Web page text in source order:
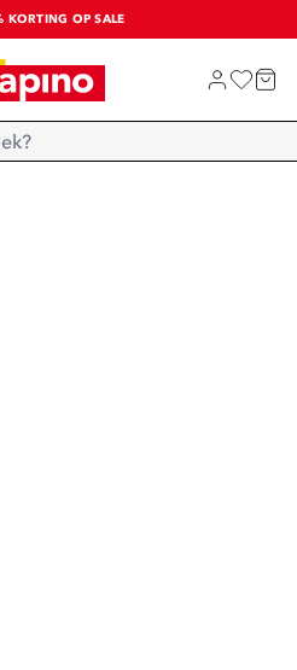
KORTING OP SALE
LAATSTE KANS!
NIEUW